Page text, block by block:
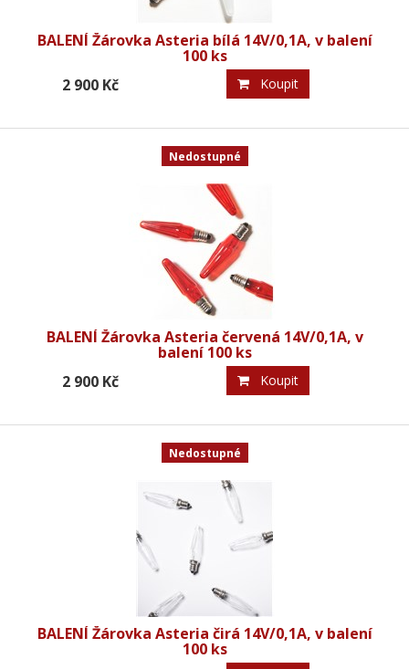
BALENÍ Žárovka Asteria bílá 14V/0,1A, v balení
100 ks
2 900 Kč Koupit
BALENÍ Žárovka Asteria červená 14V/0,1A, v
balení 100 ks
Nedostupné
2 900 Kč Koupit
BALENÍ Žárovka Asteria čirá 14V/0,1A, v balení
100 ks
Nedostupné